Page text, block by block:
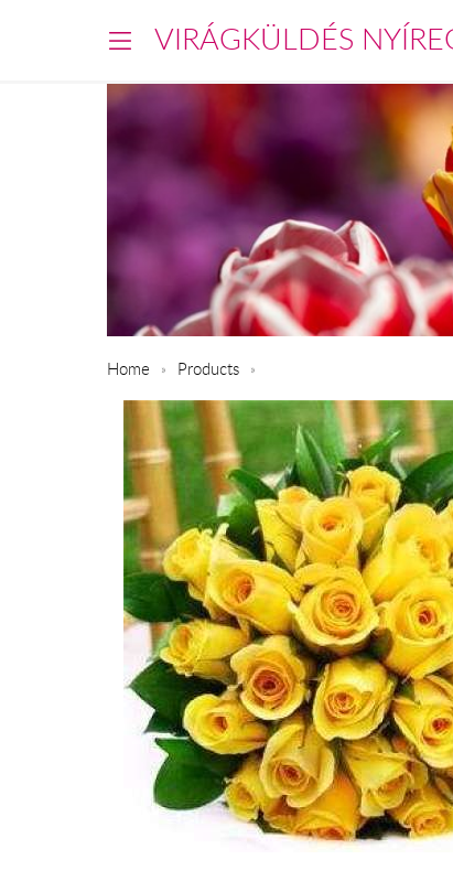
VIRÁGKÜLDÉS
Home Products